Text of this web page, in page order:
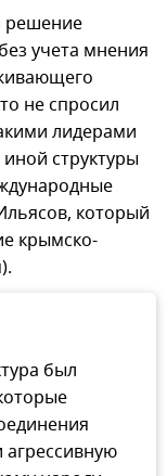
решение
учета мнения
не спросил
лидерами
структуры
который
крымско-
был